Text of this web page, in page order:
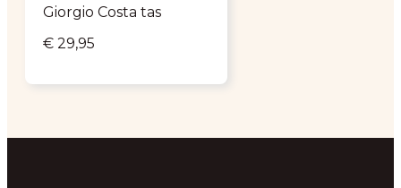
Giorgio Costa tas
€ 29,95